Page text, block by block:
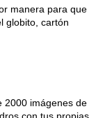
manera para que
globito, cartón
2000 imágenes de